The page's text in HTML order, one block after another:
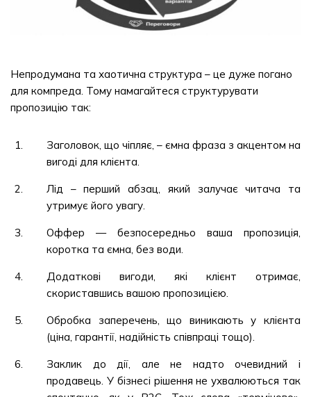
Непродумана та хаотична структура – це дуже погано
для компреда. Тому намагайтеся структурувати
пропозицію так:
Заголовок, що чіпляє, – ємна фраза з акцентом на
вигоді для клієнта.
Лід – перший абзац, який залучає читача та
утримує його увагу.
Оффер — безпосередньо ваша пропозиція,
коротка та ємна, без води.
Додаткові вигоди, які клієнт отримає,
скориставшись вашою пропозицією.
Обробка заперечень, що виникають у клієнта
(ціна, гарантії, надійність співпраці тощо).
Заклик до дії, але не надто очевидний і
продавець. У бізнесі рішення не ухвалюються так